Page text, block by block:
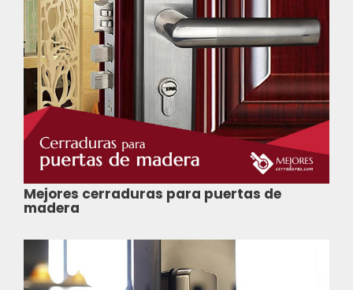
Mejores cerraduras para puertas de
madera